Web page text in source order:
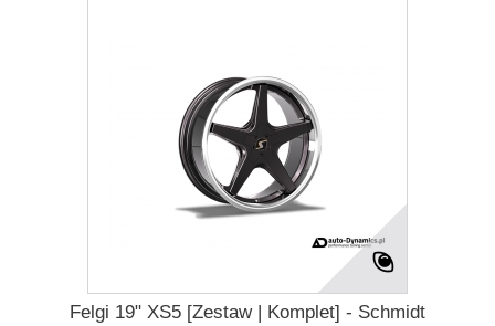
Felgi 19" XS5 [Zestaw | Komplet] - Schmidt